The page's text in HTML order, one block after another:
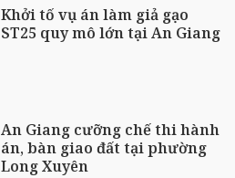
Khởi tố vụ án làm giả gạo
ST25 quy mô lớn tại An Giang
An Giang cưỡng chế thi hành
án, bàn giao đất tại phường
Long Xuyên